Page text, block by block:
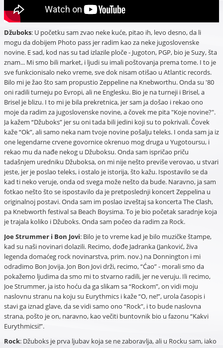
Džuboks: U početku sam zvao neke kuće, pitao ih, levo desno, da li
mogu da dobijem Photo pass jer radim kao za neke jugoslovenske
novine. E sad, kod nas su tad izlazile ploče - Jugoton, PGP, bio je Suzy, šta
znam... Mi smo bili market, i ljudi su imali poštovanja prema tome. I to je
sve funkcionisalo neko vreme, sve dok nisam otišao u Atlantic records.
Bilo mi je žao što sam propustio Zeppeline na Knebworthu. Onda su '80
oni radili turneju po Evropi, ali ne Englesku. Bio je na turneji i Brisel, a
Brisel je blizu. I to mi je bila prekretnica, jer sam ja došao i rekao ono
moje da radim za jugoslovenske novine, a čovek me pita "Koje novine?".
Ja kažem “Džuboks” jer su oni tada bili jedini koji su to pokrivali. Čovek
kaže “Ok”, ali samo neka nam tvoje novine pošalju teleks. I onda sam ja iz
one legendarne crvene govornice okrenuo mog druga u Yugotoursu, i
rekao mu da nađe nekog u Džuboksu. Onda sam ispričao priču
tadašnjem uredniku Džuboksa, on mi nije nešto previše verovao, u stvari
jeste, jer je poslao teleks, i ostalo je istorija, što kažu. Ispostavilo se da
kad ti neko veruje, onda od svega može nešto da bude. Naravno, ja sam
fotkao nešto što se ispostavilo da je pretposlednji koncert Zeppelina u
originalnoj postavi. Onda sam im poslao izveštaj sa koncerta The Clash,
pa Knebworth festival sa Beach Boysima. To je bio početak saradnje koja
je trajala koliko i Džuboks. Onda sam počeo da radim za Rock.
Joe Strummer i Bon Jovi: Bilo je to vreme kad je bilo muzičke štampe,
kad su naši novinari dolazili. Recimo, dođe Jadranka (Janković, živa
legenda domaćeg rock novinarstva, prim. nov.) na Donnington i mi
odradimo Bon Jovija. Jon Bon Jovi drži, recimo, “Ćao” - morali smo da
pokažemo ljudima da smo mi to stvarno radili, jer ne veruju. Ili recimo,
Joe Strummer, ja isto hoću da ga slikam sa “Rockom”, on vidi moju
naslovnu stranu na koju su Eurythmics i kaže “O, ne!”, urola časopis i
stavi ga iznad glave, da se vidi samo ono “Rock”, i to bude naslovna
strana, pošto je on, naravno, kao večiti buntovnik bio u fazonu “Kakvi
Eurythmicsi!”.
Rock: Džuboks je prva ljubav koja se ne zaboravlja, ali u Rocku sam, iako